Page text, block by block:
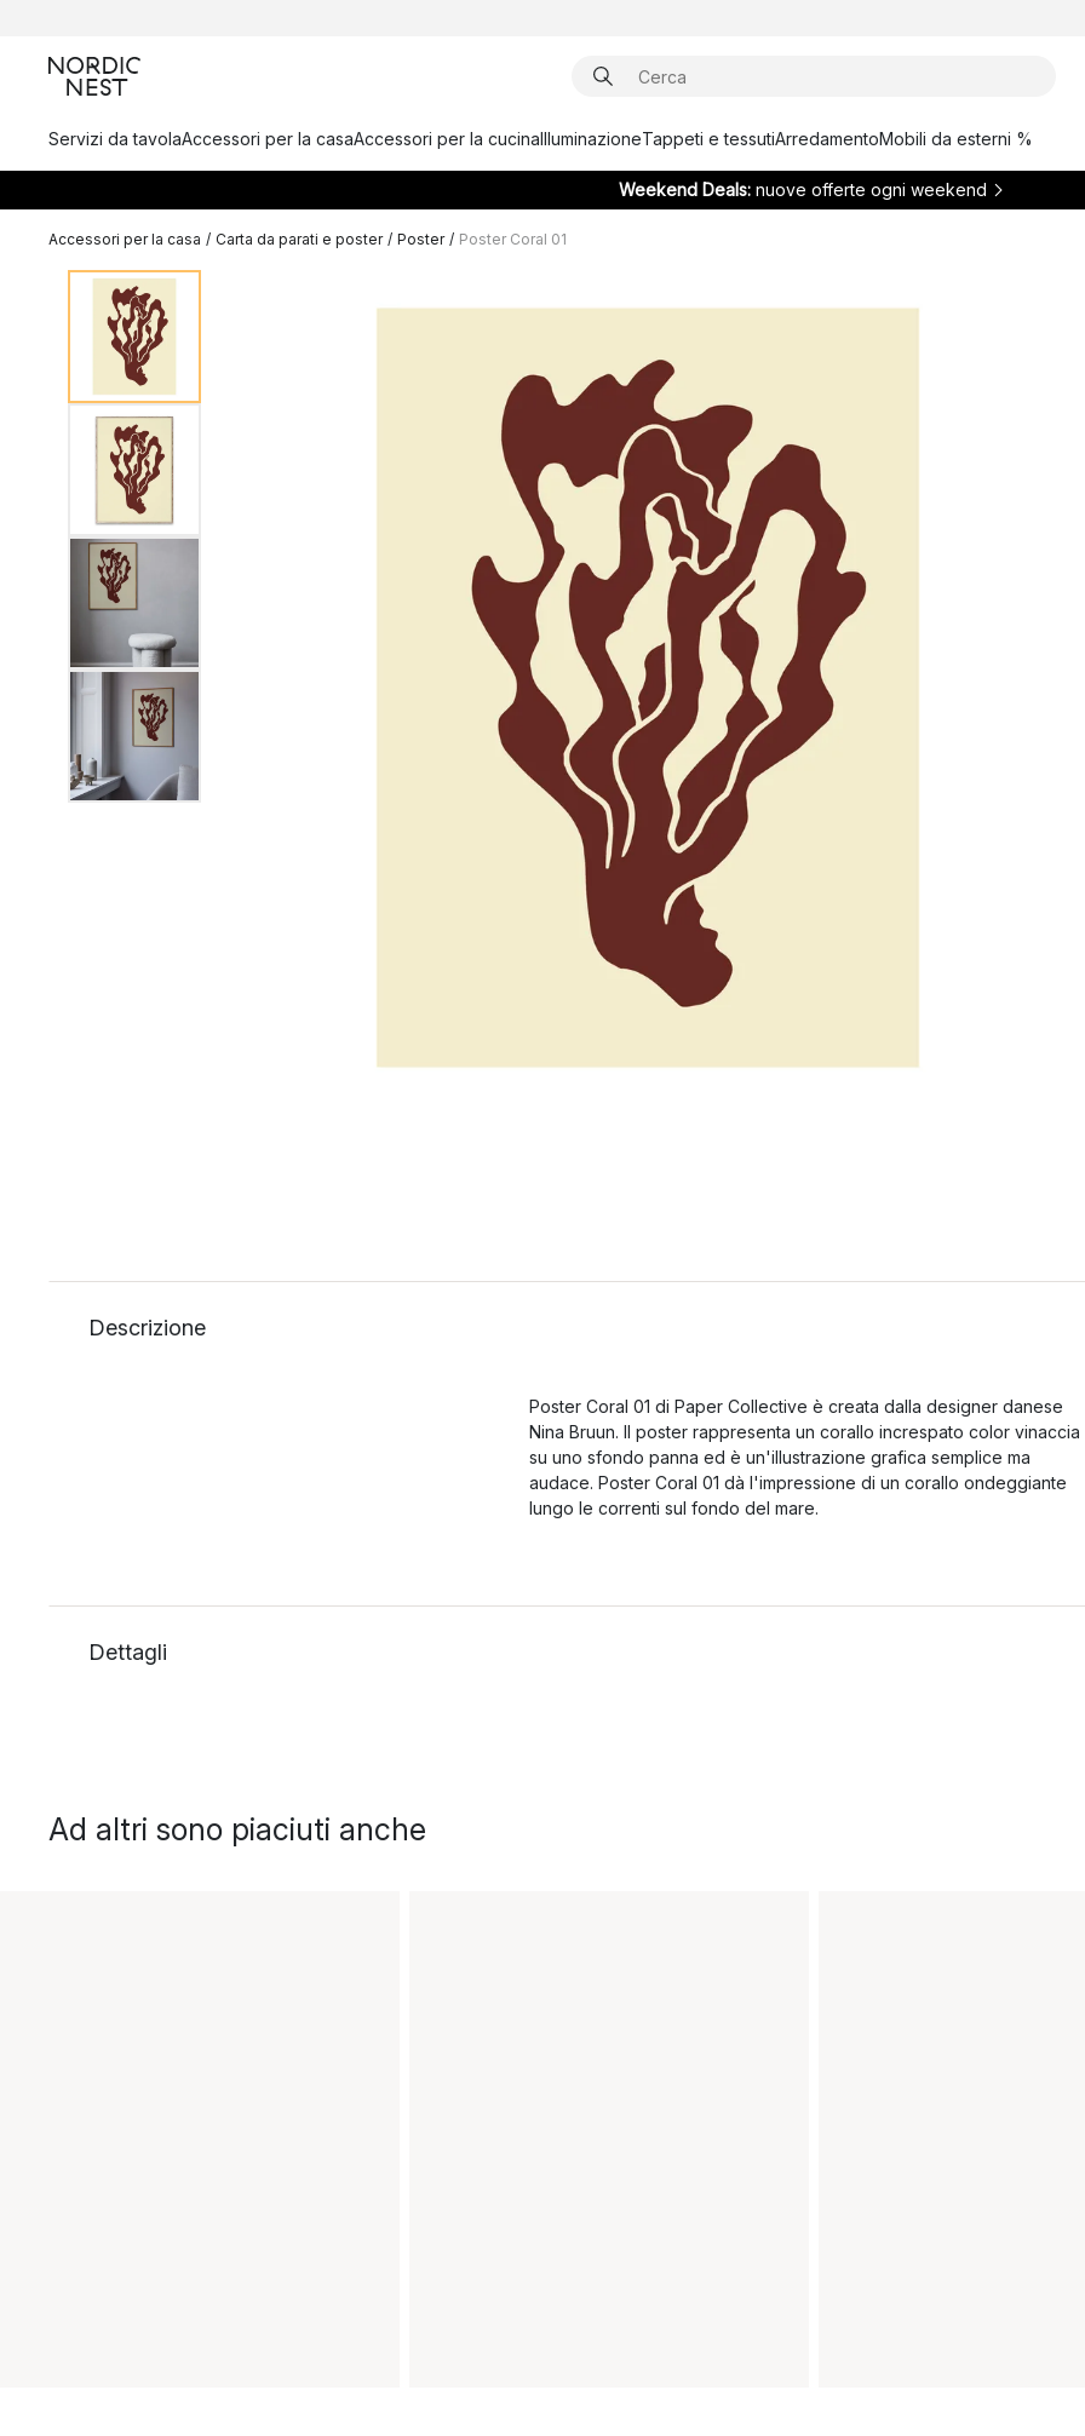
Servizi da tavolaAccessori per la casaAccessori per la cucinaIlluminazioneTappeti e tessutiArredamentoMobili da esterni %
Weekend Deals: nuove offerte ogni weekend
Accessori per la casa / Carta da parati e poster / Poster / Poster Coral 01
Descrizione
Poster Coral 01 di Paper Collective è creata dalla designer danese
Nina Bruun. Il poster rappresenta un corallo increspato color vinaccia
su uno sfondo panna ed è un'illustrazione grafica semplice ma
audace. Poster Coral 01 dà l'impressione di un corallo ondeggiante
lungo le correnti sul fondo del mare.
Dettagli
Ad altri sono piaciuti anche